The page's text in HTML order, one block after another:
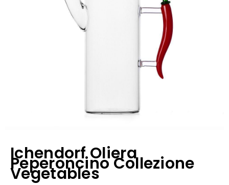
Ichendorf Oliera
Peperoncino Collezione
Vegetables